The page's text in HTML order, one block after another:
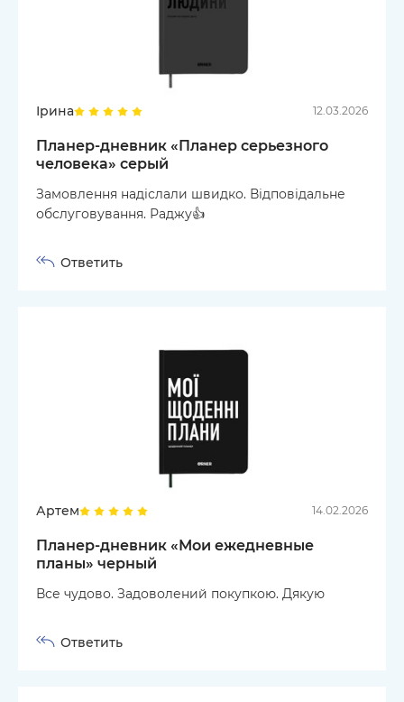
Ірина 12.03.2026
Планер-дневник «Планер серьезного
человека» серый
Замовлення надіслали швидко. Відповідальне
обслуговування. Раджу👍
Ответить
Артем 14.02.2026
Планер-дневник «Мои ежедневные
планы» черный
Все чудово. Задоволений покупкою. Дякую
Ответить